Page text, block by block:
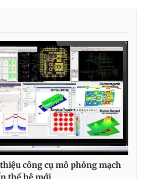
công cụ mô phỏng mạch